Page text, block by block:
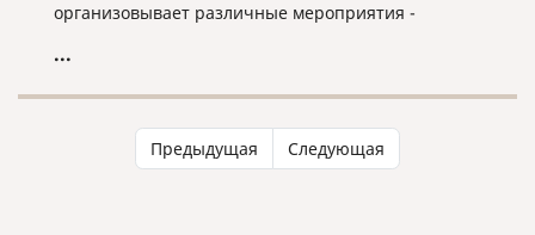
организовывает различные мероприятия -
концерты, сотрудничая с многими учреждениями
...
Предыдущая Следующая